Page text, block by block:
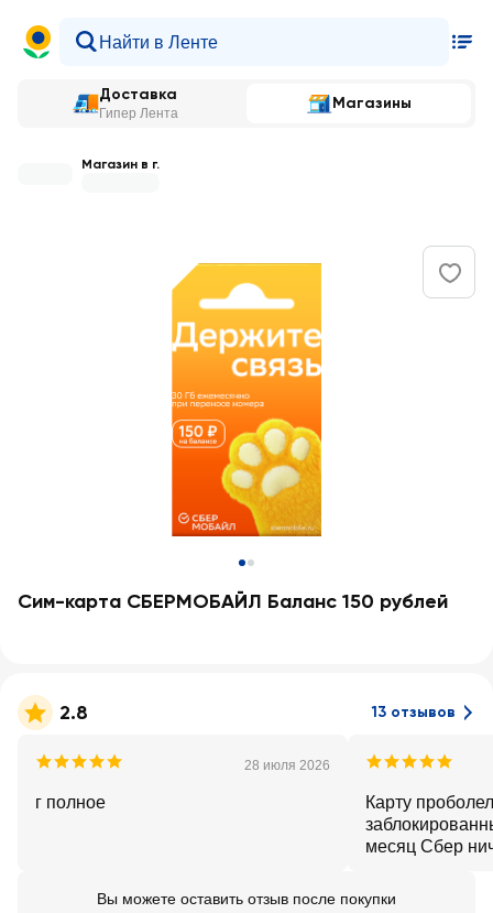
Доставка
Гипер Лента
Магазины
Магазин в г.
Сим-карта СБЕРМОБАЙЛ Баланс 150 рублей
2.8 13 отзывов
28 июля 2026
г полное
Карту
месяц Сбер
Вы можете оставить отзыв после покупки